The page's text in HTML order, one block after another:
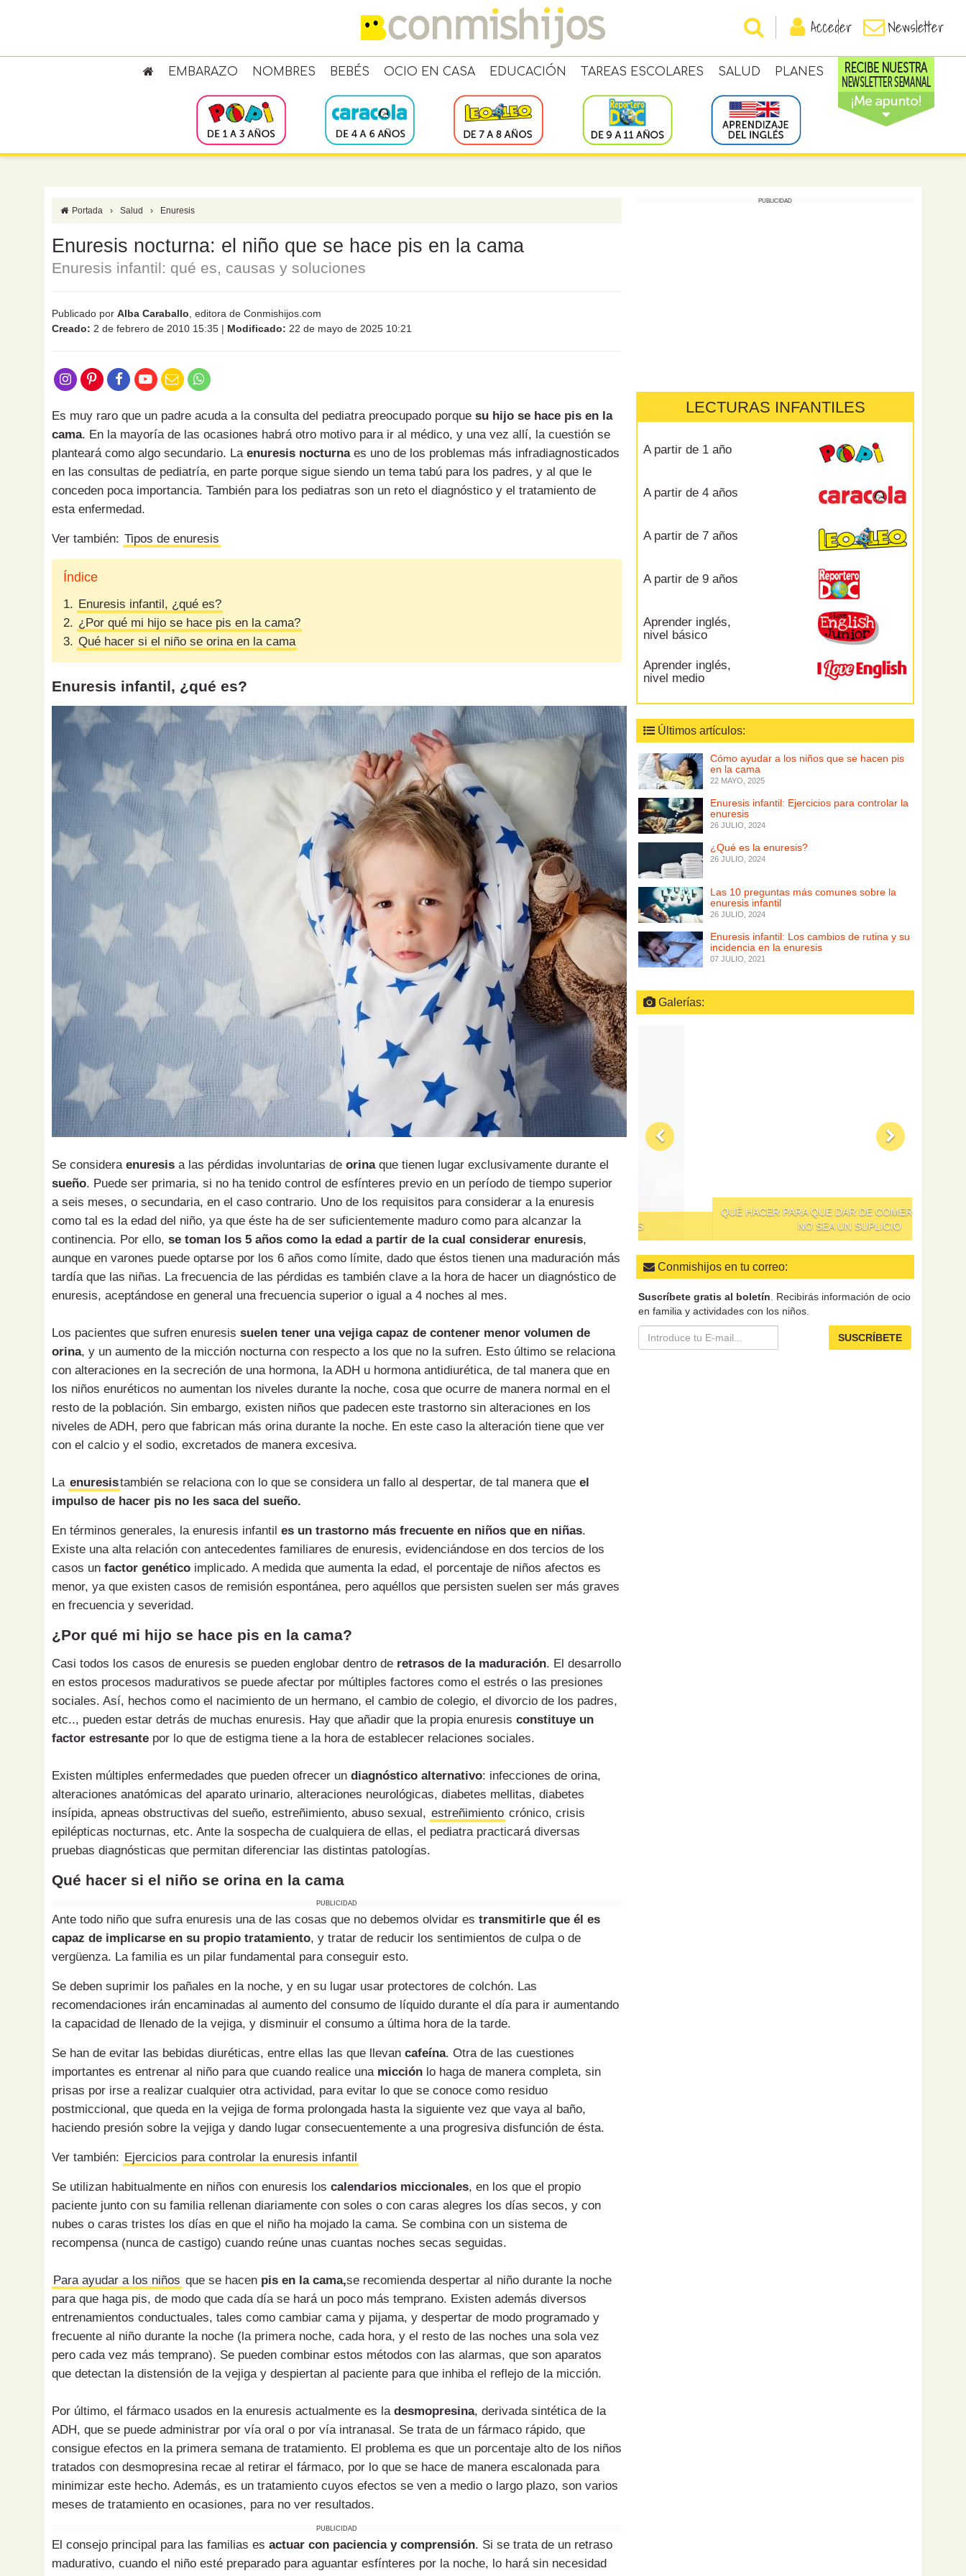
Acceder Newsletter
EMBARAZO NOMBRES BEBÉS OCIO EN CASA EDUCACIÓN TAREAS ESCOLARES SALUD PLANES
Portada › Salud › Enuresis
Enuresis nocturna: el niño que se hace pis en la cama
Enuresis infantil: qué es, causas y soluciones
Publicado por Alba Caraballo , editora de Conmishijos.com
Creado: 2 de febrero de 2010 15:35 | Modificado: 22 de mayo de 2025 10:21
Es muy raro que un padre acuda a la consulta del pediatra preocupado porque su hijo se hace pis en la
cama. En la mayoría de las ocasiones habrá otro motivo para ir al médico, y una vez allí, la cuestión se
planteará como algo secundario. La enuresis nocturnaes uno de los problemas más infradiagnosticados
en las consultas de pediatría, en parte porque sigue siendo un tema tabú para los padres, y al que le
conceden poca importancia. También para los pediatras son un reto el diagnóstico y el tratamiento de
esta enfermedad.
Ver también: Tipos de enuresis
Índice
1. Enuresis infantil, ¿qué es?
2. ¿Por qué mi hijo se hace pis en la cama?
3. Qué hacer si el niño se orina en la cama
Enuresis infantil, ¿qué es?
Se considera enuresis a las pérdidas involuntarias de orinaque tienen lugar exclusivamente durante el
sueño. Puede ser primaria, si no ha tenido control de esfínteres previo en un período de tiempo superior
a seis meses, o secundaria, en el caso contrario. Uno de los requisitos para considerar a la enuresis
como tal es la edad del niño, ya que éste ha de ser suficientemente maduro como para alcanzar la
continencia. Por ello, se toman los 5 años como la edad a partir de la cual considerar enuresis,
aunque en varones puede optarse por los 6 años como límite, dado que éstos tienen una maduración más
tardía que las niñas. La frecuencia de las pérdidas es también clave a la hora de hacer un diagnóstico de
enuresis, aceptándose en general una frecuencia superior o igual a 4 noches al mes.
Los pacientes que sufren enuresis suelen tener una vejiga capaz de contener menor volumen de
orina, y un aumento de la micción nocturna con respecto a los que no la sufren. Esto último se relaciona
con alteraciones en la secreción de una hormona, la ADH u hormona antidiurética, de tal manera que en
los niños enuréticos no aumentan los niveles durante la noche, cosa que ocurre de manera normal en el
resto de la población. Sin embargo, existen niños que padecen este trastorno sin alteraciones en los
niveles de ADH, pero que fabrican más orina durante la noche. En este caso la alteración tiene que ver
con el calcio y el sodio, excretados de manera excesiva.
La enuresistambién se relaciona con lo que se considera un fallo al despertar, de tal manera que el
impulso de hacer pis no les saca del sueño.
En términos generales, la enuresis infantil es un trastorno más frecuente en niños que en niñas.
Existe una alta relación con antecedentes familiares de enuresis, evidenciándose en dos tercios de los
casos un factor genético implicado. A medida que aumenta la edad, el porcentaje de niños afectos es
menor, ya que existen casos de remisión espontánea, pero aquéllos que persisten suelen ser más graves
en frecuencia y severidad.
¿Por qué mi hijo se hace pis en la cama?
Casi todos los casos de enuresis se pueden englobar dentro de retrasos de la maduración. El desarrollo
en estos procesos madurativos se puede afectar por múltiples factores como el estrés o las presiones
sociales. Así, hechos como el nacimiento de un hermano, el cambio de colegio, el divorcio de los padres,
etc.., pueden estar detrás de muchas enuresis. Hay que añadir que la propia enuresis constituye un
factor estresante por lo que de estigma tiene a la hora de establecer relaciones sociales.
Existen múltiples enfermedades que pueden ofrecer un diagnóstico alternativo: infecciones de orina,
alteraciones anatómicas del aparato urinario, alteraciones neurológicas, diabetes mellitas, diabetes
insípida, apneas obstructivas del sueño, estreñimiento, abuso sexual, estreñimiento crónico, crisis
epilépticas nocturnas, etc. Ante la sospecha de cualquiera de ellas, el pediatra practicará diversas
pruebas diagnósticas que permitan diferenciar las distintas patologías.
Qué hacer si el niño se orina en la cama
PUBLICIDAD
Ante todo niño que sufra enuresis una de las cosas que no debemos olvidar es transmitirle que él es
capaz de implicarse en su propio tratamiento, y tratar de reducir los sentimientos de culpa o de
vergüenza. La familia es un pilar fundamental para conseguir esto.
Se deben suprimir los pañales en la noche, y en su lugar usar protectores de colchón. Las
recomendaciones irán encaminadas al aumento del consumo de líquido durante el día para ir aumentando
la capacidad de llenado de la vejiga, y disminuir el consumo a última hora de la tarde.
Se han de evitar las bebidas diuréticas, entre ellas las que llevan cafeína. Otra de las cuestiones
importantes es entrenar al niño para que cuando realice una micción lo haga de manera completa, sin
prisas por irse a realizar cualquier otra actividad, para evitar lo que se conoce como residuo
postmiccional, que queda en la vejiga de forma prolongada hasta la siguiente vez que vaya al baño,
haciendo presión sobre la vejiga y dando lugar consecuentemente a una progresiva disfunción de ésta.
Ver también: Ejercicios para controlar la enuresis infantil
Se utilizan habitualmente en niños con enuresis los calendarios miccionales, en los que el propio
paciente junto con su familia rellenan diariamente con soles o con caras alegres los días secos, y con
nubes o caras tristes los días en que el niño ha mojado la cama. Se combina con un sistema de
recompensa (nunca de castigo) cuando reúne unas cuantas noches secas seguidas.
Para ayudar a los niños que se hacen pis en la cama,se recomienda despertar al niño durante la noche
para que haga pis, de modo que cada día se hará un poco más temprano. Existen además diversos
entrenamientos conductuales, tales como cambiar cama y pijama, y despertar de modo programado y
frecuente al niño durante la noche (la primera noche, cada hora, y el resto de las noches una sola vez
pero cada vez más temprano). Se pueden combinar estos métodos con las alarmas, que son aparatos
que detectan la distensión de la vejiga y despiertan al paciente para que inhiba el reflejo de la micción.
Por último, el fármaco usados en la enuresis actualmente es la desmopresina, derivada sintética de la
ADH, que se puede administrar por vía oral o por vía intranasal. Se trata de un fármaco rápido, que
consigue efectos en la primera semana de tratamiento. El problema es que un porcentaje alto de los niños
tratados con desmopresina recae al retirar el fármaco, por lo que se hace de manera escalonada para
minimizar este hecho. Además, es un tratamiento cuyos efectos se ven a medio o largo plazo, son varios
meses de tratamiento en ocasiones, para no ver resultados.
PUBLICIDAD
El consejo principal para las familias es actuar con paciencia y comprensión. Si se trata de un retraso
madurativo, cuando el niño esté preparado para aguantar esfínteres por la noche, lo hará sin necesidad
PUBLICIDAD
LECTURAS INFANTILES
A partir de 1 año
A partir de 4 años
A partir de 7 años
A partir de 9 años
Aprender inglés,
nivel básico
Aprender inglés,
nivel medio
Últimos artículos:
Cómo ayudar a los niños que se hacen pis
en la cama
22 MAYO, 2025
Enuresis infantil: Ejercicios para controlar la
enuresis
26 JULIO, 2024
¿Qué es la enuresis?
26 JULIO, 2024
Las 10 preguntas más comunes sobre la
enuresis infantil
26 JULIO, 2024
Enuresis infantil: Los cambios de rutina y su
incidencia en la enuresis
07 JULIO, 2021
Galerías:
QUÉ HACER PARA QUE DAR DE COMER A LOS NIÑOS
NO SEA UN SUPLICIO
Conmishijos en tu correo:
Suscríbete gratis al boletín . Recibirás información de ocio
en familia y actividades con los niños.
SUSCRÍBETE